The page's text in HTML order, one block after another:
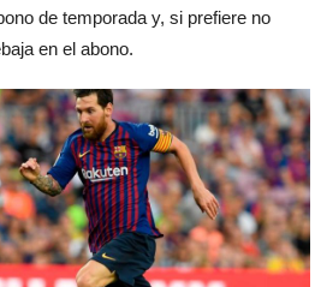
de temporada y, si prefiere no
en el abono.